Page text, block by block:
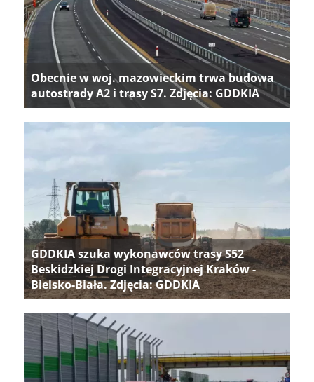
Obecnie w woj. mazowieckim trwa budowa
autostrady A2 i trasy S7. Zdjęcia: GDDKIA
GDDKIA szuka wykonawców trasy S52
Beskidzkiej Drogi Integracyjnej Kraków -
Bielsko-Biała. Zdjęcia: GDDKIA